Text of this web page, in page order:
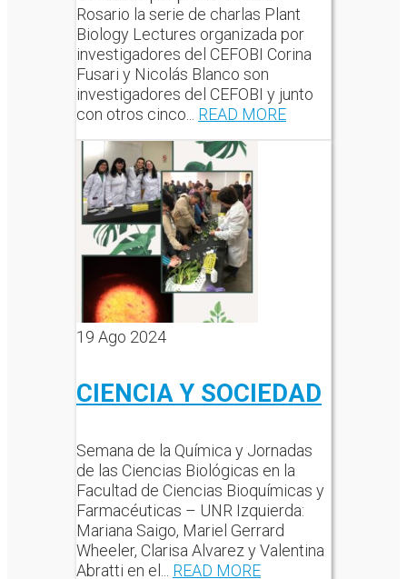
Rosario la serie de charlas Plant
Biology Lectures organizada por
investigadores del CEFOBI Corina
Fusari y Nicolás Blanco son
investigadores del CEFOBI y junto
con otros cinco... READ MORE
19 Ago 2024
CIENCIA Y SOCIEDAD
Semana de la Química y Jornadas
de las Ciencias Biológicas en la
Facultad de Ciencias Bioquímicas y
Farmacéuticas – UNR Izquierda:
Mariana Saigo, Mariel Gerrard
Wheeler, Clarisa Alvarez y Valentina
Abratti en el... READ MORE